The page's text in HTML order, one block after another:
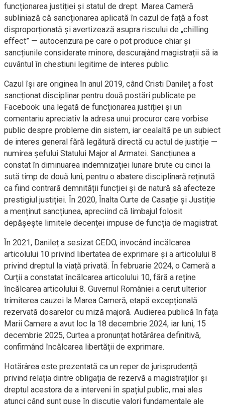
funcționarea justiției și statul de drept. Marea Cameră
subliniază că sancționarea aplicată în cazul de față a fost
disproporționată și avertizează asupra riscului de „chilling
effect” — autocenzura pe care o pot produce chiar și
sancțiunile considerate minore, descurajând magistrații să ia
cuvântul în chestiuni legitime de interes public.
Cazul își are originea în anul 2019, când Cristi Danileț a fost
sancționat disciplinar pentru două postări publicate pe
Facebook: una legată de funcționarea justiției și un
comentariu apreciativ la adresa unui procuror care vorbise
public despre probleme din sistem, iar cealaltă pe un subiect
de interes general fără legătură directă cu actul de justiție —
numirea șefului Statului Major al Armatei. Sancțiunea a
constat în diminuarea indemnizației lunare brute cu cinci la
sută timp de două luni, pentru o abatere disciplinară reținută
ca fiind contrară demnității funcției și de natură să afecteze
prestigiul justiției. În 2020, Înalta Curte de Casație și Justiție
a menținut sancțiunea, apreciind că limbajul folosit
depășește limitele decenței impuse de funcția de magistrat.
În 2021, Danileț a sesizat CEDO, invocând încălcarea
articolului 10 privind libertatea de exprimare și a articolului 8
privind dreptul la viață privată. În februarie 2024, o Cameră a
Curții a constatat încălcarea articolului 10, fără a reține
încălcarea articolului 8. Guvernul României a cerut ulterior
trimiterea cauzei la Marea Cameră, etapă excepțională
rezervată dosarelor cu miză majoră. Audierea publică în fața
Marii Camere a avut loc la 18 decembrie 2024, iar luni, 15
decembrie 2025, Curtea a pronunțat hotărârea definitivă,
confirmând încălcarea libertății de exprimare.
Hotărârea este prezentată ca un reper de jurisprudență
privind relația dintre obligația de rezervă a magistraților și
dreptul acestora de a interveni în spațiul public, mai ales
atunci când sunt puse în discuție valori fundamentale ale